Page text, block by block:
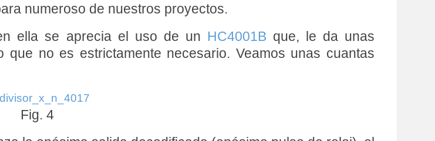
numeroso de nuestros proyectos.
ella se aprecia el uso de un HC4001B que, le da unas
no es estrictamente necesario. Veamos unas cuantas
Fig. 4